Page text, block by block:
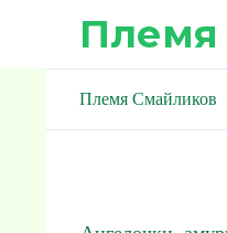
Племя
Племя Смайликов